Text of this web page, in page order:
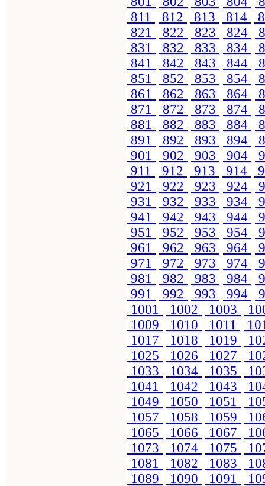
811
812 813 814
821
822 823 824
831
832 833 834
841
842 843 844
851
852 853 854
861
862 863 864
871
872 873 874
881
882 883 884
891
892 893 894
901
902 903 904
911
912 913 914
921
922 923 924
931
932 933 934
941
942 943 944
951
952 953 954
961
962 963 964
971
972 973 974
981
982 983 984
991
992 993 994
1001
1002 1003
1009
1010 1011
1017
1018 1019
1025
1026 1027
1033
1034 1035
1041
1042 1043
1049
1050 1051
1057
1058 1059
1065
1066 1067
1073
1074 1075
1081
1082 1083
1089
1090 1091